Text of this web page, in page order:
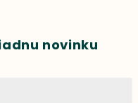
novinku